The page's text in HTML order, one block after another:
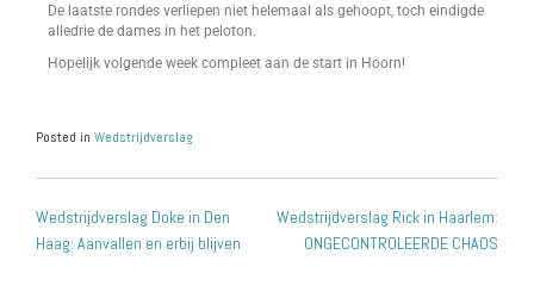
De laatste rondes verliepen niet helemaal als gehoopt, toch eindigde
alledrie de dames in het peloton.
Hopelijk volgende week compleet aan de start in Hoorn!
Posted in Wedstrijdverslag
Wedstrijdverslag Doke in Den
Haag: Aanvallen en erbij blijven
Wedstrijdverslag Rick in Haarlem:
ONGECONTROLEERDE CHAOS